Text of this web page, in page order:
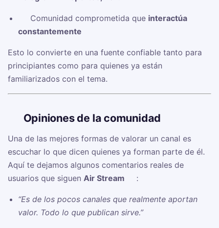
✅ Comunidad comprometida que interactúa
constantemente
Esto lo convierte en una fuente confiable tanto para
principiantes como para quienes ya están
familiarizados con el tema.
Opiniones de la comunidad
Una de las mejores formas de valorar un canal es
escuchar lo que dicen quienes ya forman parte de él.
Aquí te dejamos algunos comentarios reales de
usuarios que siguen Air Stream ⚽️ :
“Es de los pocos canales que realmente aportan
valor. Todo lo que publican sirve.”